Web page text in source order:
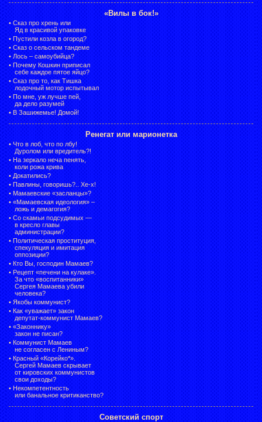
«Вилы в бок!»
• Сказ про хрень или
Яд в красивой упаковке
• Пустили козла в огород?
• Сказ о сельском тандеме
• Лось – самоубийца?
• Почему Кошкин приписал
себе каждое пятое яйцо?
• Сказ про то, как Тишка
лодочный мотор испытывал
• По мне, уж лучше пей,
да дело разумей
• В Зашижемье! Домой!
Ренегат или марионетка
• Что в лоб, что по лбу!
Дуролом или вредитель?!
• На зеркало неча пенять,
коли рожа крива
• Докатились?
• Павлины, говоришь?.. Хе-х!
• Мамаевские «засланцы»?
• «Мамаевская идеология» –
ложь и демагогия?
• Со скамьи подсудимых —
в кресло главы
администрации?
• Политическая проституция,
спекуляция и имитация
оппозиции?
• Кто Вы, господин Мамаев?
• Рецепт «печени на кулаке».
За что «воспитанники»
Сергея Мамаева убили
человека?
• Якобы коммунист?
• Как «уважает» закон
депутат-коммунист Мамаев?
• «Законнику»
закон не писан?
• Коммунист Мамаев
не согласен с Лениным?
• Красный «Корейко*».
Сергей Мамаев скрывает
от кировских коммунистов
свои доходы?
• Некомпетентность
или банальное критиканство?
Советский спорт